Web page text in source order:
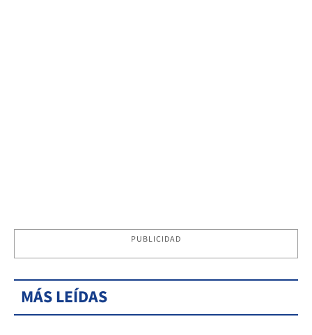
PUBLICIDAD
MÁS LEÍDAS